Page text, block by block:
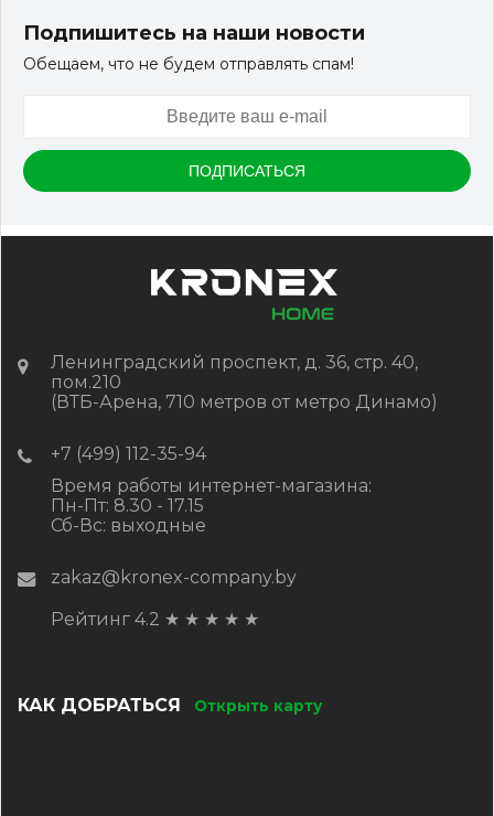
150*25*3000 мм.
КУПИТЬ
Подпишитесь на наши новости
Обещаем, что не будем отправлять спам!
Ленинградский проспект, д. 36, стр. 40,
пом.210
(ВТБ-Арена, 710 метров от метро Динамо)
+7 (499) 112-35-94
Время работы интернет-магазина:
Пн-Пт: 8.30 - 17.15
Сб-Вс: выходные
zakaz@kronex-company.by
Рейтинг 4.2 ★ ★ ★ ★ ★
КАК ДОБРАТЬСЯ Открыть карту